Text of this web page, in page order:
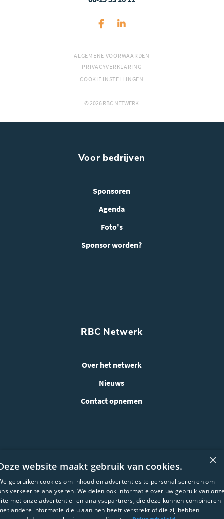
ALGEMENE VOORWAARDEN
PRIVACYVERKLARING
COOKIE INSTELLINGEN
© 2026 RBC NETWERK
Voor bedrijven
Sponsoren
Agenda
Foto's
Sponsor worden?
RBC Netwerk
Over het netwerk
Nieuws
Contact opnemen
WEBSITE ONTWIKKELING:
×
website maakt gebruik van cookies.
gebruiken cookies om inhoud en advertenties te personaliseren en om
verkeer te analyseren. We delen ook informatie over uw gebruik van
met onze advertentie- en analysepartners, die deze kunnen combineren
andere informatie die u aan hen heeft verstrekt of die zij hebben